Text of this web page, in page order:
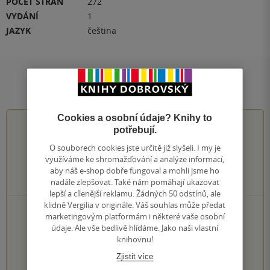
VYDÁNÍ
1
JAZYK
čeština
Hodnocení a recenze čtenářů
0.0z5
0hodnocení čtenářů
0×
5 hvězdiček
0×
4 hvězdičky
3 hvězdičky
1 hvezdička
Cookies a osobní údaje? Knihy to
potřebují.
O souborech cookies jste určitě již slyšeli. I my je
využíváme ke shromažďování a analýze informací,
aby náš e-shop dobře fungoval a mohli jsme ho
nadále zlepšovat. Také nám pomáhají ukazovat
lepší a cílenější reklamu. Žádných 50 odstínů, ale
klidně Vergilia v originále. Váš souhlas může předat
marketingovým platformám i některé vaše osobní
údaje. Ale vše bedlivě hlídáme. Jako naši vlastní
knihovnu!
Zjistit více